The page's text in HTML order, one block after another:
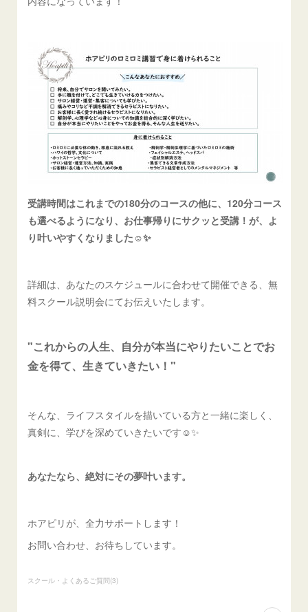
受講時間はこれまでの180分のコースの他に、120分コース
も選べるようになり、お仕事帰りにサクッと受講！が、よ
り叶いやすくなりました☺️✨
詳細は、あなたのスケジュールに合わせて開催できる、無
料スクール説明会にてお伝えいたします。
"これからの人生、自分が本当にやりたいことでお
金を得て、生きていきたい！"
そんな、ライフスタイルを描いている方と一緒に楽しく、
真剣に、学びを深めていきたいです☺️✨
あなたなら、絶対にその夢叶います。
ホアピリが、全力サポートします！
お問い合わせ、お待ちしています。
スクール・よくあるご質問(3)